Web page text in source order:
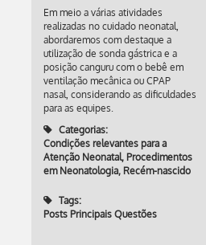
Em meio a várias atividades
realizadas no cuidado neonatal,
abordaremos com destaque a
utilização de sonda gástrica e a
posição canguru com o bebê em
ventilação mecânica ou CPAP
nasal, considerando as dificuldades
para as equipes.
Categorias:
Condições relevantes para a
Atenção Neonatal, Procedimentos
em Neonatologia, Recém-nascido
Tags:
Posts Principais Questões